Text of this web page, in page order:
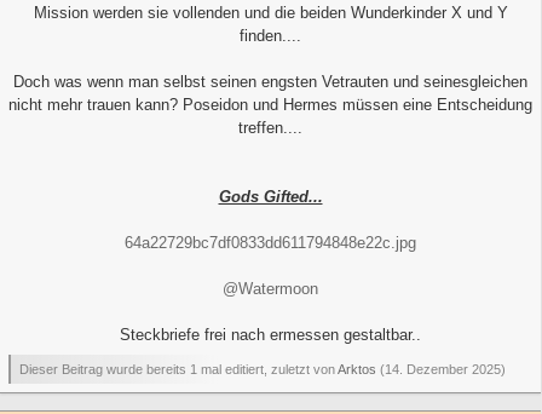
Mission werden sie vollenden und die beiden Wunderkinder X und Y
finden....
Doch was wenn man selbst seinen engsten Vetrauten und seinesgleichen
nicht mehr trauen kann? Poseidon und Hermes müssen eine Entscheidung
treffen....
Gods Gifted...
64a22729bc7df0833dd611794848e22c.jpg
@Watermoon
Steckbriefe frei nach ermessen gestaltbar..
Dieser Beitrag wurde bereits 1 mal editiert, zuletzt vonArktos (14. Dezember 2025)